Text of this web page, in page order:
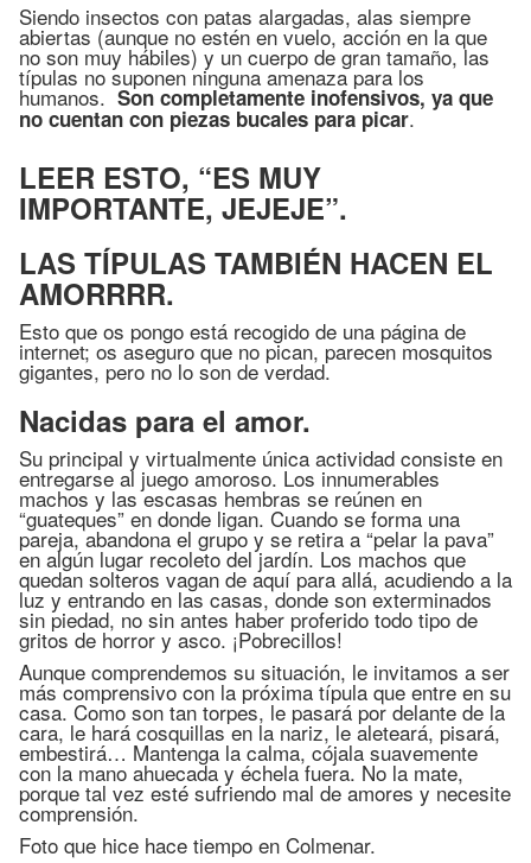
Siendo insectos con patas alargadas, alas siempre
abiertas (aunque no estén en vuelo, acción en la que
no son muy hábiles) y un cuerpo de gran tamaño, las
típulas no suponen ninguna amenaza para los
humanos. Son completamente inofensivos, ya que
no cuentan con piezas bucales para picar.
LEER ESTO, “ES MUY
IMPORTANTE, JEJEJE”.
LAS TÍPULAS TAMBIÉN HACEN EL
AMORRRR.
Esto que os pongo está recogido de una página de
internet; os aseguro que no pican, parecen mosquitos
gigantes, pero no lo son de verdad.
Nacidas para el amor.
Su principal y virtualmente única actividad consiste en
entregarse al juego amoroso. Los innumerables
machos y las escasas hembras se reúnen en
“guateques” en donde ligan. Cuando se forma una
pareja, abandona el grupo y se retira a “pelar la pava”
en algún lugar recoleto del jardín. Los machos que
quedan solteros vagan de aquí para allá, acudiendo a la
luz y entrando en las casas, donde son exterminados
sin piedad, no sin antes haber proferido todo tipo de
gritos de horror y asco. ¡Pobrecillos!
Aunque comprendemos su situación, le invitamos a ser
más comprensivo con la próxima típula que entre en su
casa. Como son tan torpes, le pasará por delante de la
cara, le hará cosquillas en la nariz, le aleteará, pisará,
embestirá… Mantenga la calma, cójala suavemente
con la mano ahuecada y échela fuera. No la mate,
porque tal vez esté sufriendo mal de amores y necesite
comprensión.
Foto que hice hace tiempo en Colmenar.